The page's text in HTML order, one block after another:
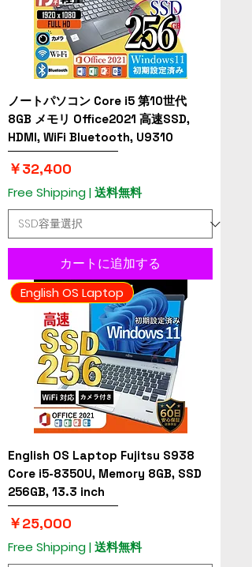
ノートパソコン Core i5 第10世代
8GB メモリ Office2021 高速SSD,
HDMI, WiFi Bluetooth, U9310
価格
￥32,400
Free Shipping | 送料無料
カートに追加する
English OS Laptop
English OS Laptop Fujitsu S938
Core i5-8350U, Memory 8GB, SSD
256GB, 13.3 inch
価格
￥25,000
Free Shipping | 送料無料